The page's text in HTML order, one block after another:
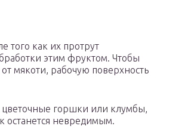
того как их протрут
этим фруктом. Чтобы
мякоти, рабочую поверхность
цветочные горшки или клумбы,
останется невредимым.